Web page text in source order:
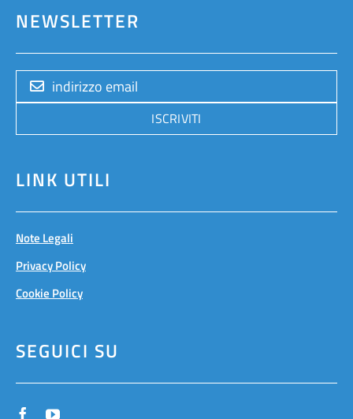
NEWSLETTER
ISCRIVITI
LINK UTILI
Note Legali
Privacy Policy
Cookie Policy
SEGUICI SU